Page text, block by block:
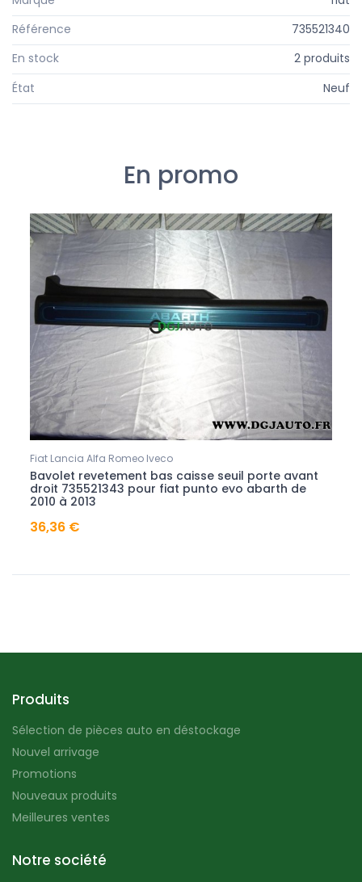
Référence
735521340
En stock
2 produits
État
Neuf
En promo
Fiat Lancia Alfa Romeo Iveco
Bavolet revetement bas caisse seuil porte avant
droit 735521343 pour fiat punto evo abarth de
2010 à 2013
36,36 €
Produits
Sélection de pièces auto en déstockage
Nouvel arrivage
Promotions
Nouveaux produits
Meilleures ventes
Notre société